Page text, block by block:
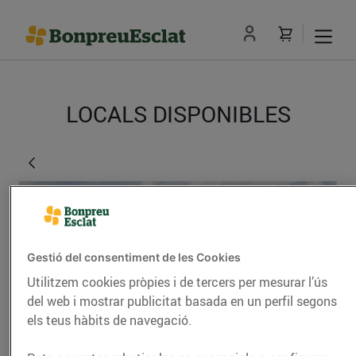
LOCALS DISPONIBLES
Malla
Gestió del consentiment de les Cookies
Utilitzem cookies pròpies i de tercers per mesurar l’ús
del web i mostrar publicitat basada en un perfil segons
els teus hàbits de navegació.